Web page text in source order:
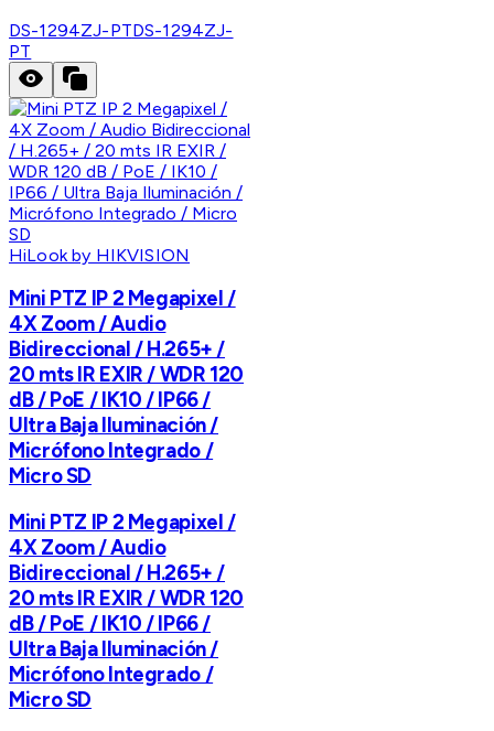
DS-1294ZJ-PTDS-1294ZJ-
PT
HiLook by HIKVISION
Mini PTZ IP 2 Megapixel /
4X Zoom / Audio
Bidireccional / H.265+ /
20 mts IR EXIR / WDR 120
dB / PoE / IK10 / IP66 /
Ultra Baja Iluminación /
Micrófono Integrado /
Micro SD
Mini PTZ IP 2 Megapixel /
4X Zoom / Audio
Bidireccional / H.265+ /
20 mts IR EXIR / WDR 120
dB / PoE / IK10 / IP66 /
Ultra Baja Iluminación /
Micrófono Integrado /
Micro SD